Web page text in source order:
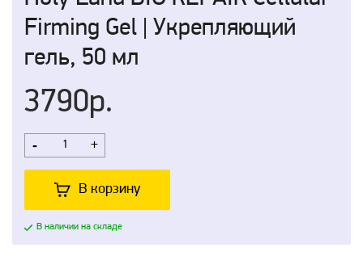
Firming Gel | Укрепляющий
гель, 50 мл
3790р.
- +
В корзину
В наличии на складе